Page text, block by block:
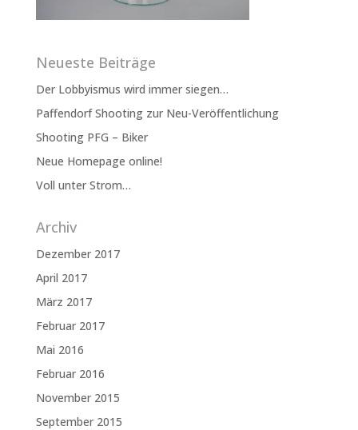
Neueste Beiträge
Der Lobbyismus wird immer siegen…
Paffendorf Shooting zur Neu-Veröffentlichung
Shooting PFG – Biker
Neue Homepage online!
Voll unter Strom…
Archiv
Dezember 2017
April 2017
März 2017
Februar 2017
Mai 2016
Februar 2016
November 2015
September 2015